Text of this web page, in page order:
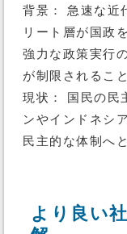
背景： 急速な近
リート層が国政
強力な政策実行
が制限されるこ
現状： 国民の民
ンやインドネシ
民主的な体制へ
より良い